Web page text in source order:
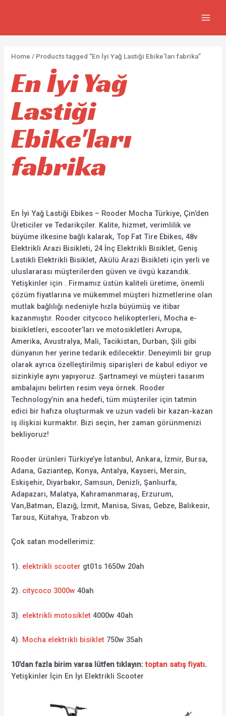
r
u
c
t
0
o
d
t
r
u
c
t
s
r
u
c
t
Home / Products tagged “En İyi Yağ Lastiği Ebike'ları fabrika”
En İyi Yağ
Lastiği
Ebike'ları
fabrika
En İyi Yağ Lastiği Ebikes – Rooder Mocha Türkiye, Çin’den
Üreticiler ve Tedarikçiler. Kalite, hizmet, verimlilik ve
büyüme ilkesine bağlı kalarak, Top Fat Tire Ebikes, 48v
Elektrikli Arazi Bisikleti, 24 İnç Elektrikli Bisiklet, Geniş
Lastikli Elektrikli Bisiklet, Akülü Arazi Bisikleti için yerli ve
uluslararası müşterilerden güven ve övgü kazandık.
Yetişkinler için . Firmamız üstün kaliteli üretime, önemli
çözüm fiyatlarına ve mükemmel müşteri hizmetlerine olan
mutlak bağlılığı nedeniyle hızla büyümüş ve itibar
kazanmıştır. Rooder citycoco helikopterleri, Mocha e-
bisikletleri, escooter’ları ve motosikletleri Avrupa,
Amerika, Avustralya, Mali, Tacikistan, Durban, Şili gibi
dünyanın her yerine tedarik edilecektir. Deneyimli bir grup
olarak ayrıca özelleştirilmiş siparişleri de kabul ediyor ve
sizinkiyle aynı yapıyoruz. Şartnameyi ve müşteri tasarım
ambalajını belirten resim veya örnek. Rooder
Technology’nin ana hedefi, tüm müşteriler için tatmin
edici bir hafıza oluşturmak ve uzun vadeli bir kazan-kazan
iş ilişkisi kurmaktır. Bizi seçin, her zaman görünmenizi
bekliyoruz!
Rooder ürünleri Türkiye’ye İstanbul, Ankara, İzmir, Bursa,
Adana, Gaziantep, Konya, Antalya, Kayseri, Mersin,
Eskişehir, Diyarbakır, Samsun, Denizli, Şanlıurfa,
Adapazarı, Malatya, Kahramanmaraş, Erzurum,
Van,Batman, Elazığ, İzmit, Manisa, Sivas, Gebze, Balıkesir,
Tarsus, Kütahya, Trabzon vb.
Çok satan modellerimiz:
1). elektrikli scooter gt01s 1650w 20ah
2). citycoco 3000w 40ah
3). elektrikli motosiklet 4000w 40ah
4). Mocha elektrikli bisiklet 750w 35ah
10’dan fazla birim varsa lütfen tıklayın:toptan satış fiyatı.
Yetişkinler İçin En İyi Elektrikli Scooter